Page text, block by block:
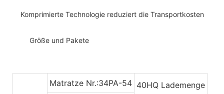
Komprimierte Technologie reduziert die Transportkosten
Größe und Pakete
Matratze Nr.:34PA-54 40HQ Lademenge